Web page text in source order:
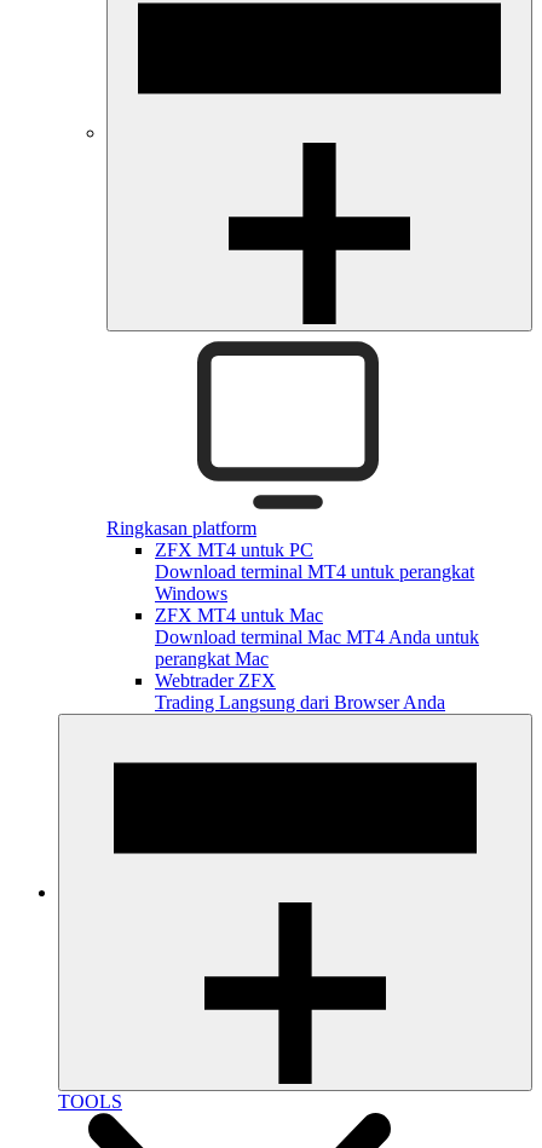
Ringkasan platform
ZFX MT4 untuk PC
Download terminal MT4 untuk perangkat
Windows
ZFX MT4 untuk Mac
Download terminal Mac MT4 Anda untuk
perangkat Mac
Webtrader ZFX
Trading Langsung dari Browser Anda
TOOLS